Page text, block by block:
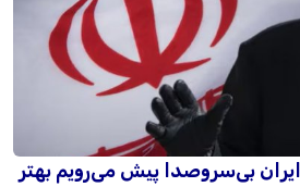
بی‌سروصدا پیش می‌رویم بهتر